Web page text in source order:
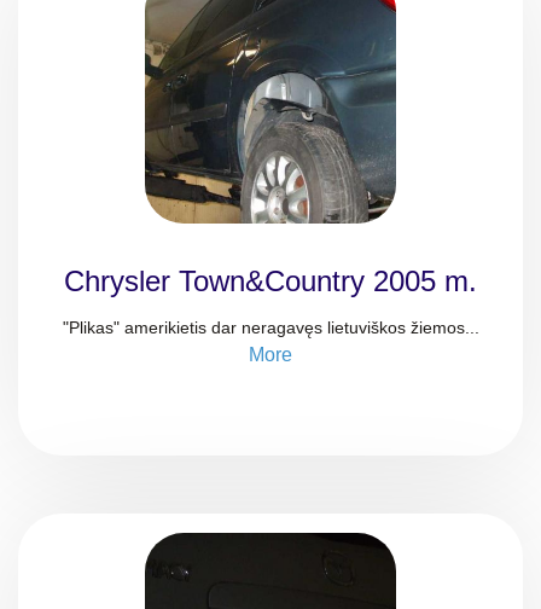
Chrysler Town&Country 2005 m.
"Plikas" amerikietis dar neragavęs lietuviškos žiemos...
More